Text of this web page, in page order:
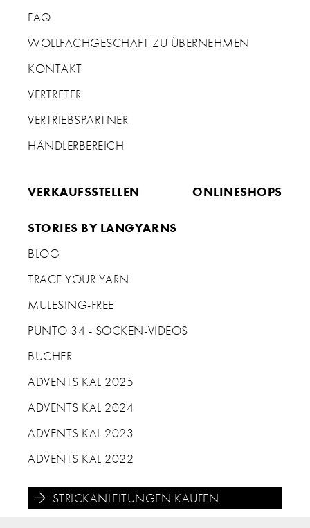
FAQ
WOLLFACHGESCHAFT ZU ÜBERNEHMEN
KONTAKT
VERTRETER
VERTRIEBSPARTNER
HÄNDLERBEREICH
VERKAUFSSTELLEN ONLINESHOPS
STORIES BY LANGYARNS
BLOG
TRACE YOUR YARN
MULESING-FREE
PUNTO 34 - SOCKEN-VIDEOS
BÜCHER
ADVENTS KAL 2025
ADVENTS KAL 2024
ADVENTS KAL 2023
ADVENTS KAL 2022
STRICKANLEITUNGEN KAUFEN